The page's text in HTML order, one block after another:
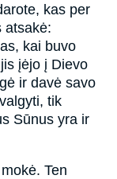
kas per
atsakė:
kai buvo
įėjo į Dievo
ir davė savo
tik
Sūnus yra ir
Ten